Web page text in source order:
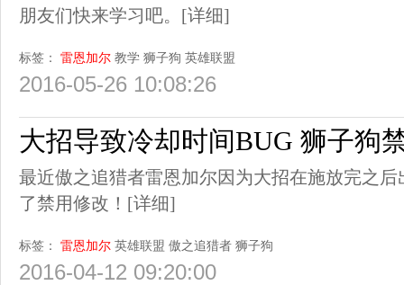
朋友们快来学习吧。 [详细]
标签： 雷恩加尔 教学 狮子狗 英雄联盟
2016-05-26 10:08:26
大招导致冷却时间BUG 狮子狗
最近傲之追猎者雷恩加尔因为大招在施放完之
了禁用修改！ [详细]
标签： 雷恩加尔 英雄联盟 傲之追猎者 狮子狗
2016-04-12 09:20:00